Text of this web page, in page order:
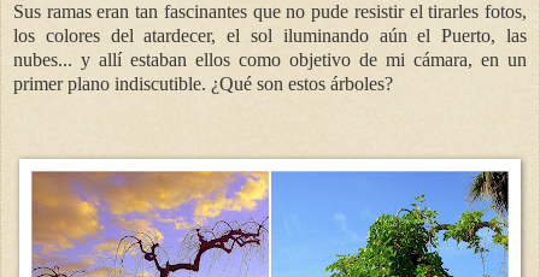
Sus ramas eran tan fascinantes que no pude resistir el tirarles fotos,
los colores del atardecer, el sol iluminando aún el Puerto, las
nubes... y allí estaban ellos como objetivo de mi cámara, en un
primer plano indiscutible. ¿Qué son estos árboles?